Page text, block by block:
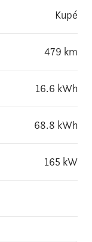
Kupé
479 km
16.6 kWh
68.8 kWh
165 kW